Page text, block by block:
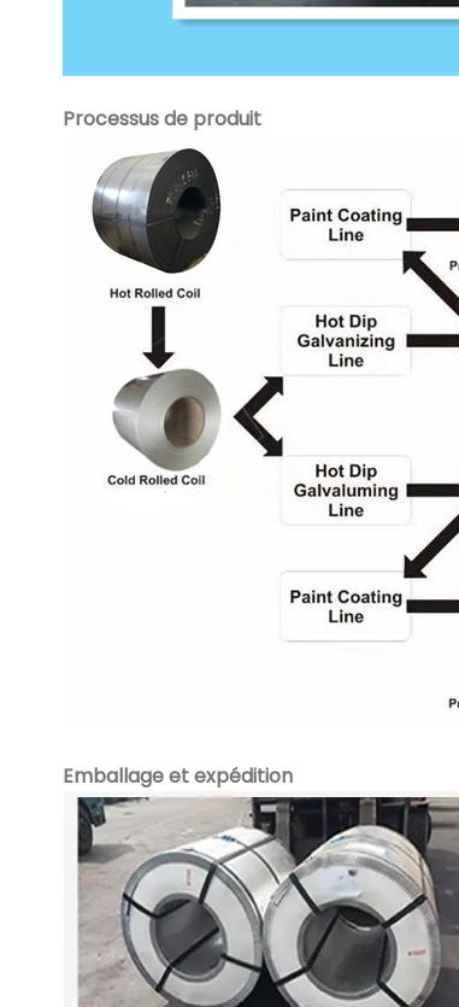
Processus de produit
Emballage et expédition